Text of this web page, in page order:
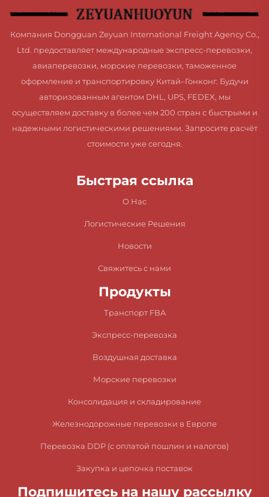
Компания Dongguan Zeyuan International Freight Agency Co.,
Ltd. предоставляет международные экспресс-перевозки,
авиаперевозки, морские перевозки, таможенное
оформление и транспортировку Китай–Гонконг. Будучи
авторизованным агентом DHL, UPS, FEDEX, мы
осуществляем доставку в более чем 200 стран с быстрыми и
надежными логистическими решениями. Запросите расчёт
стоимости уже сегодня.
Быстрая ссылка
О Нас
Логистические Решения
Новости
Свяжитесь с нами
Продукты
Транспорт FBA
Экспресс-перевозка
Воздушная доставка
Морские перевозки
Консолидация и складирование
Железнодорожные перевозки в Европе
Перевозка DDP (с оплатой пошлин и налогов)
Закупка и цепочка поставок
Подпишитесь на нашу рассылку